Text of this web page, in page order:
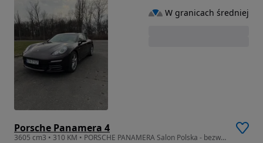
Porsche Panamera 4
3605 cm3 • 310 KM • PORSCHE PANAMERA Salon Polska - bezwypadkowy
W granicach średniej